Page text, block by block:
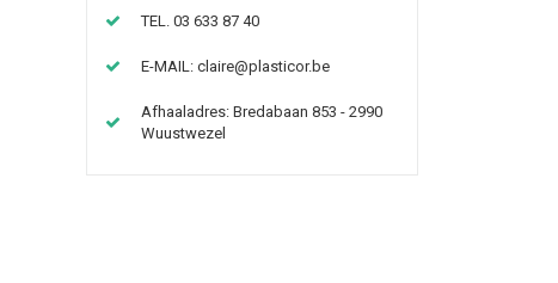
TEL. 03 633 87 40
E-MAIL: claire@plasticor.be
Afhaaladres: Bredabaan 853 - 2990
Wuustwezel